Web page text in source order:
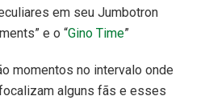
em seu Jumbotron
e o “Gino Time”
momentos no intervalo onde
alguns fãs e esses